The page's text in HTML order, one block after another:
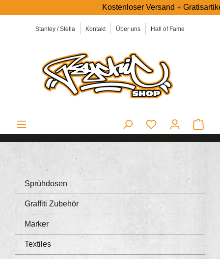
Stanley / Stella Kontakt Über uns Hall of Fame
Kostenloser Versand +
Sprühdosen
Graffiti Zubehör
Marker
Textiles